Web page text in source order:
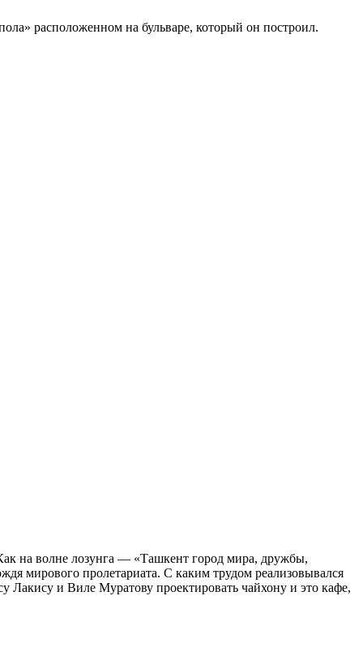
расположенном на бульваре, который он построил.
на волне лозунга — «Ташкент город мира, дружбы,
мирового пролетариата. С каким трудом реализовывался
Лакису и Виле Муратову проектировать чайхону и это кафе,